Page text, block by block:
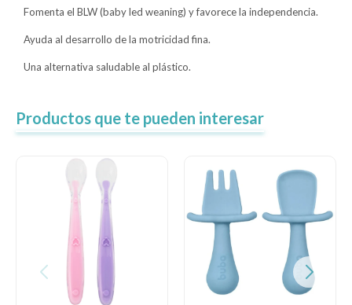
Fomenta el BLW (baby led weaning) y favorece la independencia.
Ayuda al desarrollo de la motricidad fina.
Una alternativa saludable al plástico.
Productos que te pueden interesar
Nuevos
Sale
Local MVD Kids